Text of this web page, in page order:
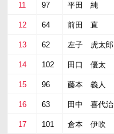
11 97 平田 純
12 64 前田 直
13 62 左子 虎太郎
14 102 田口 優太
15 96 藤本 義人
16 63 田中 喜代治
17 101 倉本 伊吹